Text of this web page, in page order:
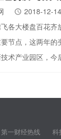
2018-12-14
各大楼盘百花
节点，这两年
术产业园区，
第一财经热线
科